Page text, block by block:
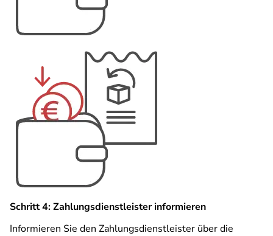
Schritt 4: Zahlungsdienstleister informieren
Informieren Sie den Zahlungsdienstleister über die